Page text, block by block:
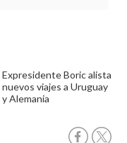
Expresidente Boric alista
nuevos viajes a Uruguay
y Alemania